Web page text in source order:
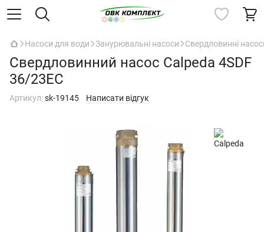
Насоси для води Занурювальні насоси Свердловинні
Свердловинний насос Calpeda 4SDF
36/23EC
Артикул:sk-19145 Написати відгук